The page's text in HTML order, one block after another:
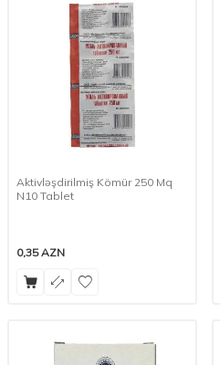
Aktivləşdirilmiş Kömür 250 Mq
N10 Tablet
0,35AZN